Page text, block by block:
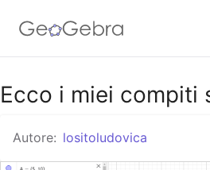
Google Classroom
GeoGebra Classroom
Ecco i miei compiti
Autore: lositoludovica